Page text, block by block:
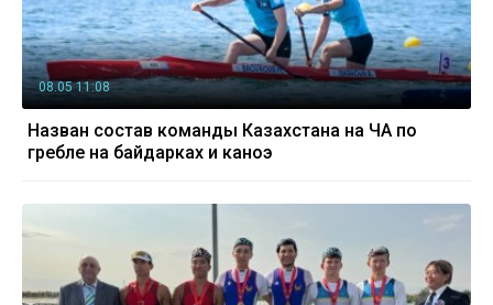
08.05 11:08
Назван состав команды Казахстана на ЧА по
гребле на байдарках и каноэ